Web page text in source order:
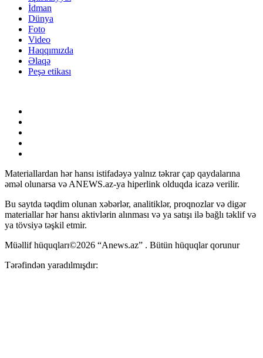
İdman
Dünya
Foto
Video
Haqqımızda
Əlaqə
Peşə etikası
Materiallardan hər hansı istifadəyə yalnız təkrar çap qaydalarına
əməl olunarsa və ANEWS.az-ya hiperlink olduqda icazə verilir.
Bu saytda təqdim olunan xəbərlər, analitiklər, proqnozlar və digər
materiallar hər hansı aktivlərin alınması və ya satışı ilə bağlı təklif və
ya tövsiyə təşkil etmir.
Müəllif hüquqları©2026 “Anews.az” . Bütün hüquqlar qorunur
Tərəfindən yaradılmışdır: